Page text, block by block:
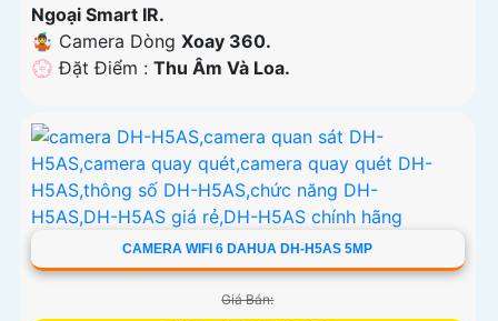
Ngoại Smart IR.
🤹 Camera Dòng Xoay 360.
️💮 Đặt Điểm : Thu Âm Và Loa.
CAMERA WIFI 6 DAHUA DH-H5AS 5MP
Giá Bán: